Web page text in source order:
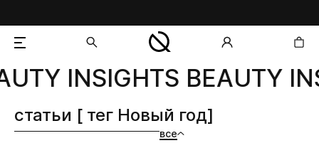
добавлен в корзину
INSIGHTS BEAUTY
все
статьи [ тег Новый год]